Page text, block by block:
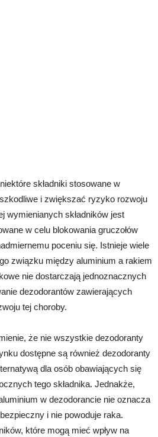
składniki stosowane w
i zwiększać ryzyko rozwoju
wymienianych składników jest
w celu blokowania gruczołów
poceniu się. Istnieje wiele
związku między aluminium a rakiem
nie dostarczają jednoznacznych
dezodorantów zawierających
tej choroby.
że nie wszystkie dezodoranty
dostępne są również dezodoranty
dla osób obawiających się
tego składnika. Jednakże,
w dezodorancie nie oznacza
i nie powoduje raka.
które mogą mieć wpływ na